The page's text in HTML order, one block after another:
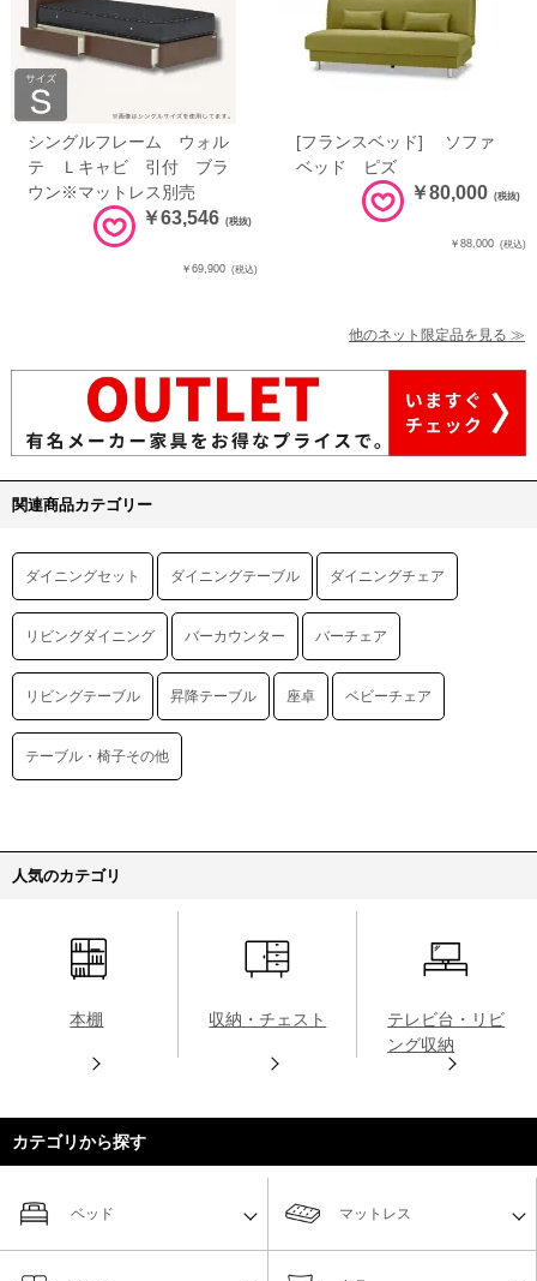
シングルフレーム ウォル
テ Ｌキャビ 引付 ブラ
ウン※マットレス別売
￥63,546 (税抜)
￥69,900 (税込)
[フランスベッド] ソファ
ベッド ピズ
￥80,000 (税抜)
￥88,000 (税込)
他のネット限定品を見る ≫
関連商品カテゴリー
ダイニングセット ダイニングテーブル ダイニングチェア
リビングダイニング バーカウンター バーチェア
リビングテーブル 昇降テーブル 座卓 ベビーチェア
テーブル・椅子その他
人気のカテゴリ
本棚 収納・チェスト
テレビ台・リビ
ング収納
カテゴリから探す
ベッド マットレス